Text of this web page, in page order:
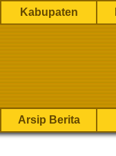
Kabupaten
Arsip Berita